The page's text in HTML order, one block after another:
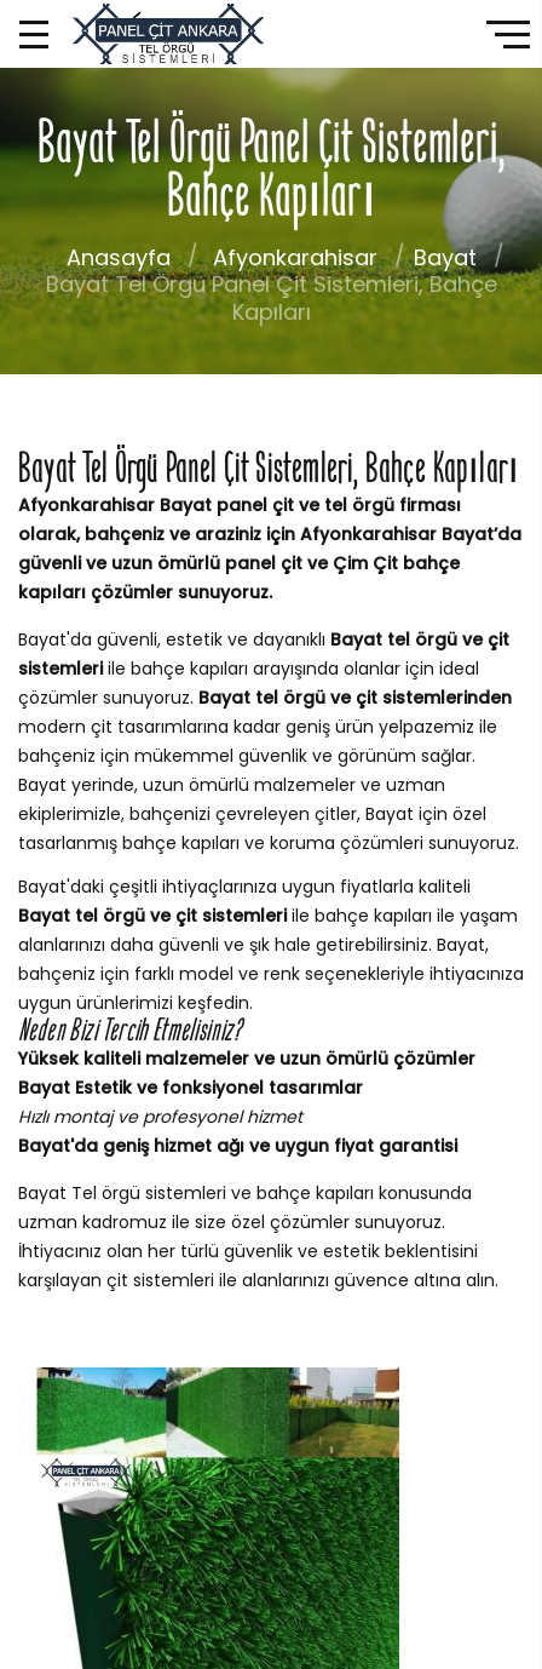
Bayat Tel Örgü Panel Çit Sistemleri,
Bahçe Kapıları
Anasayfa Afyonkarahisar
Bayat
Bayat Tel Örgü Panel Çit Sistemleri, Bahçe
Kapıları
Bayat Tel Örgü Panel Çit Sistemleri, Bahçe Kapıları
Afyonkarahisar Bayat panel çit ve tel örgü firması
olarak, bahçeniz ve araziniz için Afyonkarahisar Bayat’da
güvenli ve uzun ömürlü panel çit ve Çim Çit bahçe
kapıları çözümler sunuyoruz.
Bayat'da güvenli, estetik ve dayanıklı Bayat tel örgü ve çit
sistemleriile bahçe kapıları arayışında olanlar için ideal
çözümler sunuyoruz. Bayat tel örgü ve çit sistemlerinden
modern çit tasarımlarına kadar geniş ürün yelpazemiz ile
bahçeniz için mükemmel güvenlik ve görünüm sağlar.
Bayat yerinde, uzun ömürlü malzemeler ve uzman
ekiplerimizle, bahçenizi çevreleyen çitler, Bayat için özel
tasarlanmış bahçe kapıları ve koruma çözümleri sunuyoruz.
Bayat'daki çeşitli ihtiyaçlarınıza uygun fiyatlarla kaliteli
Bayat tel örgü ve çit sistemleriile bahçe kapıları ile yaşam
alanlarınızı daha güvenli ve şık hale getirebilirsiniz. Bayat,
bahçeniz için farklı model ve renk seçenekleriyle ihtiyacınıza
uygun ürünlerimizi keşfedin.
Neden Bizi Tercih Etmelisiniz?
Yüksek kaliteli malzemeler ve uzun ömürlü çözümler
Bayat Estetik ve fonksiyonel tasarımlar
Hızlı montaj ve profesyonel hizmet
Bayat'da geniş hizmet ağı ve uygun fiyat garantisi
Bayat Tel örgü sistemleri ve bahçe kapıları konusunda
uzman kadromuz ile size özel çözümler sunuyoruz.
İhtiyacınız olan her türlü güvenlik ve estetik beklentisini
karşılayan çit sistemleri ile alanlarınızı güvence altına alın.